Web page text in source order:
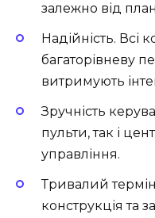
залежно від
Надійність. Всі
багаторівневу
витримують
Зручність
пульти, так і
управління.
Тривалий
конструкція та